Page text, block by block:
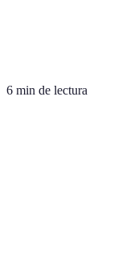
6 min de lectura